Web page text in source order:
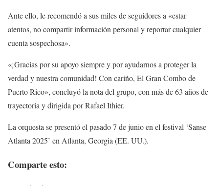
Ante ello, le recomendó a sus miles de seguidores a «estar
atentos, no compartir información personal y reportar cualquier
cuenta sospechosa».
«¡Gracias por su apoyo siempre y por ayudarnos a proteger la
verdad y nuestra comunidad! Con cariño, El Gran Combo de
Puerto Rico», concluyó la nota del grupo, con más de 63 años de
trayectoria y dirigida por Rafael Ithier.
La orquesta se presentó el pasado 7 de junio en el festival ‘Sanse
Atlanta 2025’ en Atlanta, Georgia (EE. UU.).
Comparte esto: